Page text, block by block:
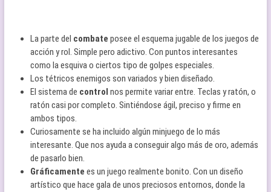
La parte del combate posee el esquema jugable de los juegos de
acción y rol. Simple pero adictivo. Con puntos interesantes
como la esquiva o ciertos tipo de golpes especiales.
Los tétricos enemigos son variados y bien diseñado.
El sistema de control nos permite variar entre. Teclas y ratón, o
ratón casi por completo. Sintiéndose ágil, preciso y firme en
ambos tipos.
Curiosamente se ha incluido algún minjuego de lo más
interesante. Que nos ayuda a conseguir algo más de oro, además
de pasarlo bien.
Gráficamente es un juego realmente bonito. Con un diseño
artístico que hace gala de unos preciosos entornos, donde la